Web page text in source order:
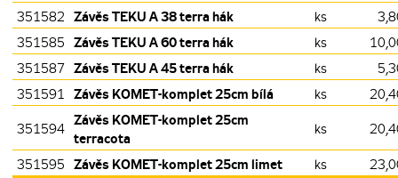
351582 Závěs TEKU A 38 terra hák ks
351585 Závěs TEKU A 60 terra hák ks
351587 Závěs TEKU A 45 terra hák ks
351591 Závěs KOMET-komplet 25cm bílá ks
351594
Závěs KOMET-komplet 25cm
terracota
ks
351595 Závěs KOMET-komplet 25cm limet ks